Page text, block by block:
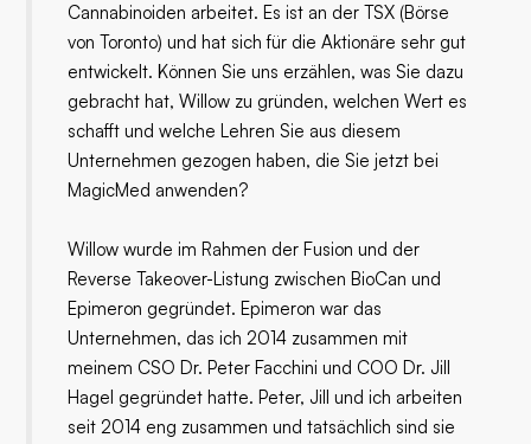
Cannabinoiden arbeitet. Es ist an der TSX (Börse
von Toronto) und hat sich für die Aktionäre sehr gut
entwickelt. Können Sie uns erzählen, was Sie dazu
gebracht hat, Willow zu gründen, welchen Wert es
schafft und welche Lehren Sie aus diesem
Unternehmen gezogen haben, die Sie jetzt bei
MagicMed anwenden?
Willow wurde im Rahmen der Fusion und der
Reverse Takeover-Listung zwischen BioCan und
Epimeron gegründet. Epimeron war das
Unternehmen, das ich 2014 zusammen mit
meinem CSO Dr. Peter Facchini und COO Dr. Jill
Hagel gegründet hatte. Peter, Jill und ich arbeiten
seit 2014 eng zusammen und tatsächlich sind sie